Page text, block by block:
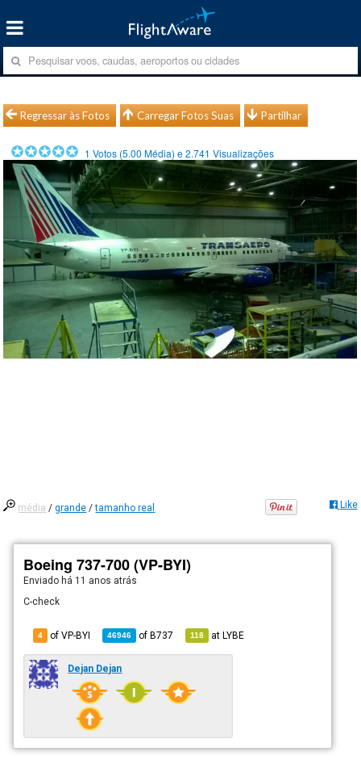
Regressar às Fotos Carregar Fotos Suas Partilhar
1 Votos (5.00 Média) e2.741 Visualizações
média /grande /tamanho real Like
Boeing 737-700 (VP-BYI)
Enviado há 11 anos atrás
C-check
4 of VP-BYI 46946 ofB737 118 atLYBE
Dejan Dejan